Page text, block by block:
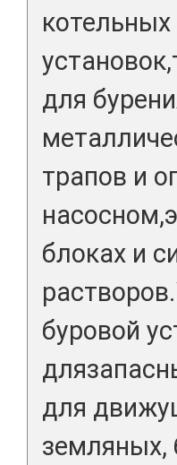
для
трапов и
блоках и
буровой
для
земляных,